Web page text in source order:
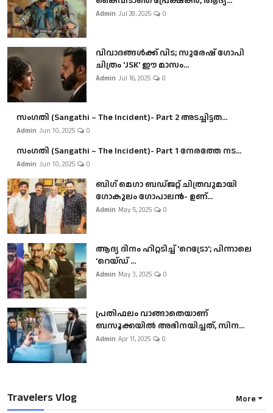
Admin Jul 28, 2025 0
വിവാദങ്ങൾക്ക് വിട; സുരേഷ് ഗോപി
ചിത്രം 'JSK' ഈ മാസം...
Admin Jul 16, 2025 0
സംഗതി (Sangathi – The Incident)- Part 2 അടച്ചിട്ടത...
Admin Jun 10, 2025 0
സംഗതി (Sangathi – The Incident)- Part 1 നേരത്തേ നട...
Admin Jun 10, 2025 0
ബി​ഗ് മെഗാ ബഡ്ജറ്റ് ചിത്രവുമായി
ഗോകുലം ഗോപാലൻ- ഉണ്...
Admin May 5, 2025 0
ആദ്യ ദിനം ഹിറ്റടിച്ച് 'റെട്രോ'; പിന്നാലെ
'റെയ്ഡ് ...
Admin May 3, 2025 0
പ്രതിഫലം വാങ്ങാതെയാണ്
ബസൂക്കയില്‍ അഭിനയിച്ചത്, സിന...
Admin Apr 11, 2025 0
Travelers Vlog More